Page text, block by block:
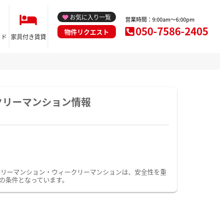
家具付き賃貸
お気に入り一覧
物件リクエスト
営業時間：9:00am～6:00pm
050-7586-2405
ーマンション情報
ーマンション・ウィークリーマンションは、安全性を重
件となっています。